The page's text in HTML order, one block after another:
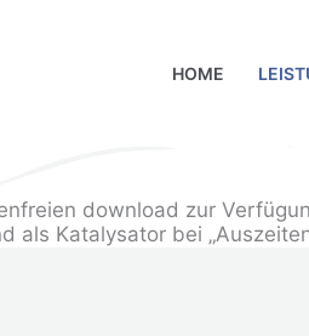
HOME
download zur
als Katalysator bei